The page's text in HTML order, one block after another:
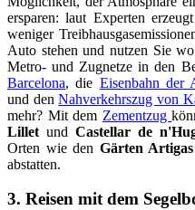
ersparen: laut Experten
weniger
Auto stehen und nutzen Sie
Metro- und Zugnetze in den
Barcelona, die Eisenbahn der
und denNahverkehrszug von
mehr? Mit dem Zementzug
Lillet und Castellar de
Orten wie den Gärten
abstatten.
3. Reisen mit dem